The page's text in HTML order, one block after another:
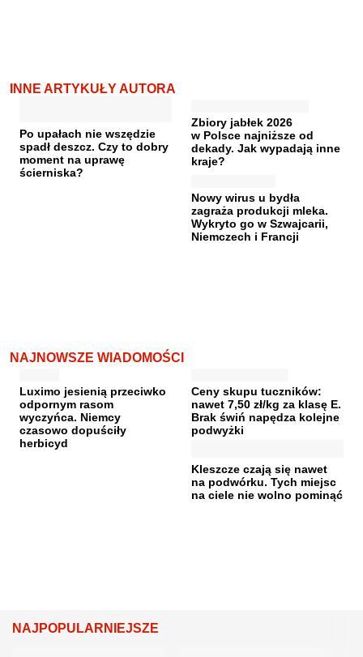
INNE ARTYKUŁY AUTORA
Po upałach nie wszędzie
spadł deszcz. Czy to dobry
moment na uprawę
ścierniska?
Zbiory jabłek 2026
w Polsce najniższe od
dekady. Jak wypadają inne
kraje?
Nowy wirus u bydła
zagraża produkcji mleka.
Wykryto go w Szwajcarii,
Niemczech i Francji
NAJNOWSZE WIADOMOŚCI
Luximo jesienią przeciwko
odpornym rasom
wyczyńca. Niemcy
czasowo dopuściły
herbicyd
Ceny skupu tuczników:
nawet 7,50 zł/kg za klasę E.
Brak świń napędza kolejne
podwyżki
Kleszcze czają się nawet
na podwórku. Tych miejsc
na ciele nie wolno pominąć
NAJPOPULARNIEJSZE